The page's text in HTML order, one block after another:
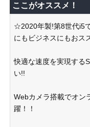
ここがオススメ！
☆2020年製!第8世代i5
にもビジネスにもおス
快適な速度を実現する
い!!
Webカメラ搭載でオン
躍！！